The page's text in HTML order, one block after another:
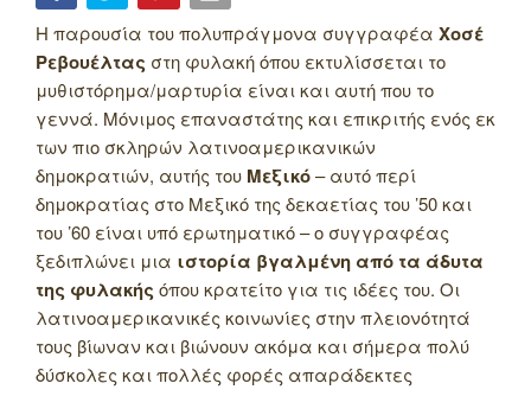
Η παρουσία του πολυπράγμονα συγγραφέα Χοσέ
Ρεβουέλτας στη φυλακή όπου εκτυλίσσεται το
μυθιστόρημα/μαρτυρία είναι και αυτή που το
γεννά. Μόνιμος επαναστάτης και επικριτής ενός εκ
των πιο σκληρών λατινοαμερικανικών
δημοκρατιών, αυτής του Μεξικό– αυτό περί
δημοκρατίας στο Μεξικό της δεκαετίας του ’50 και
του ’60 είναι υπό ερωτηματικό – ο συγγραφέας
ξεδιπλώνει μια ιστορία βγαλμένη από τα άδυτα
της φυλακής όπου κρατείτο για τις ιδέες του. Οι
λατινοαμερικανικές κοινωνίες στην πλειονότητά
τους βίωναν και βιώνουν ακόμα και σήμερα πολύ
δύσκολες και πολλές φορές απαράδεκτες